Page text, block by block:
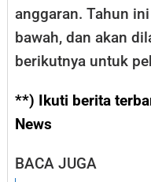
anggaran. Tahun
bawah, dan akan
berikutnya untuk
**) Ikuti berita
News
BACA JUGA